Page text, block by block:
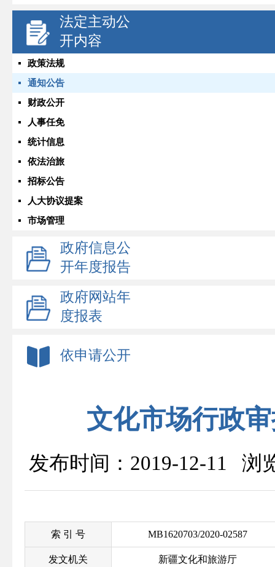
法定主动公
开内容
政策法规
通知公告
财政公开
人事任免
统计信息
依法治旅
招标公告
人大协议提案
市场管理
政府信息公
开年度报告
政府网站年
度报表
依申请公开
文化市场行政审
发布时间：2019-12-11 浏
索 引 号 MB1620703/2020-02587
发文机关 新疆文化和旅游厅